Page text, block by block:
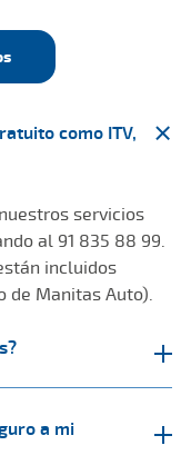
como ITV,
servicios
al 91 835 88 99.
incluidos
de Manitas Auto).
a mi